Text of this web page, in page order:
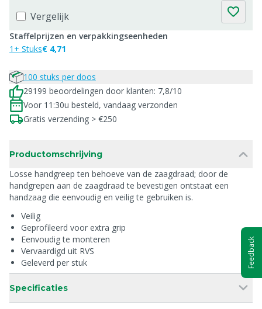
Vergelijk
Staffelprijzen en verpakkingseenheden
1+ Stuks€ 4,71
100 stuks per doos
29199 beoordelingen door klanten: 7,8/10
Voor 11:30u besteld, vandaag verzonden
Gratis verzending > €250
Productomschrijving
Losse handgreep ten behoeve van de zaagdraad; door de
handgrepen aan de zaagdraad te bevestigen ontstaat een
handzaag die eenvoudig en veilig te gebruiken is.
Veilig
Geprofileerd voor extra grip
Eenvoudig te monteren
Vervaardigd uit RVS
Geleverd per stuk
Specificaties
Feedback